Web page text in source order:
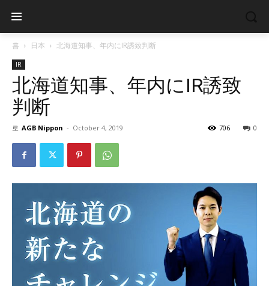
홈 日本 北海道知事、年内にIR誘致判断
IR
北海道知事、年内にIR誘致
判断
로 AGB Nippon - October 4, 2019 0
706